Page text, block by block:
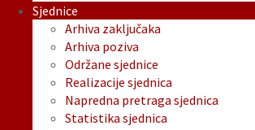
Sjednice
Arhiva zaključaka
Arhiva poziva
Održane sjednice
Realizacije sjednica
Napredna pretraga sjednica
Statistika sjednica